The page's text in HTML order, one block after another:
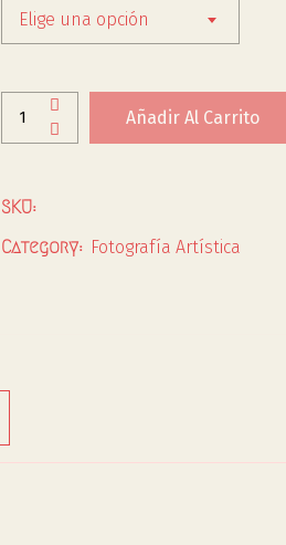
Elige una opción
Añadir Al Carrito
SKU:
Category: Fotografía Artística